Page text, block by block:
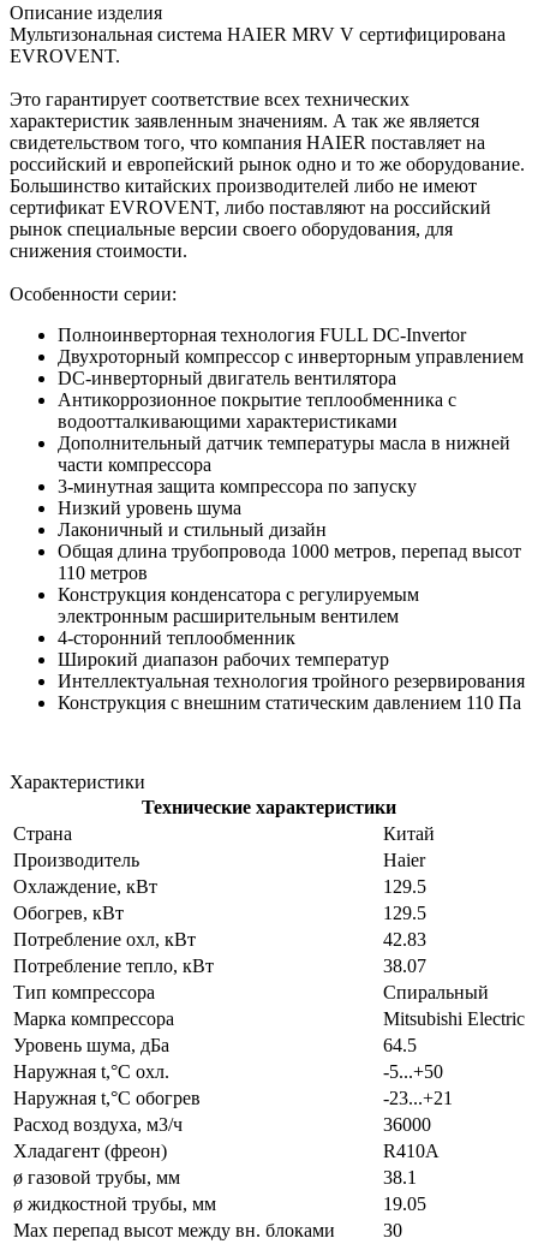
Описание изделия
Мультизональная система HAIER MRV V сертифицирована
EVROVENT.
Это гарантирует соответствие всех технических
характеристик заявленным значениям. А так же является
свидетельством того, что компания HAIER поставляет на
российский и европейский рынок одно и то же оборудование.
Большинство китайских производителей либо не имеют
сертификат EVROVENT, либо поставляют на российский
рынок специальные версии своего оборудования, для
снижения стоимости.
Особенности серии:
Полноинверторная технология FULL DC-Invertor
Двухроторный компрессор с инверторным управлением
DС-инверторный двигатель вентилятора
Антикоррозионное покрытие теплообменника с
водоотталкивающими характеристиками
Дополнительный датчик температуры масла в нижней
части компрессора
3-минутная защита компрессора по запуску
Низкий уровень шума
Лаконичный и стильный дизайн
Общая длина трубопровода 1000 метров, перепад высот
110 метров
Конструкция конденсатора с регулируемым
электронным расширительным вентилем
4-сторонний теплообменник
Широкий диапазон рабочих температур
Интеллектуальная технология тройного резервирования
Конструкция с внешним статическим давлением 110 Па
Характеристики
Технические характеристики
Страна
Китай
Производитель
Haier
Охлаждение, кВт
129.5
Обогрев, кВт
129.5
Потребление охл, кВт
42.83
Потребление тепло, кВт
38.07
Тип компрессора
Спиральный
Марка компрессора
Mitsubishi Electric
Уровень шума, дБа
64.5
Наружная t,°C охл.
-5...+50
Наружная t,°C обогрев
-23...+21
Расход воздуха, м3/ч
36000
Хладагент (фреон)
R410A
ø газовой трубы, мм
38.1
ø жидкостной трубы, мм
19.05
Max перепад высот между вн. блоками
30